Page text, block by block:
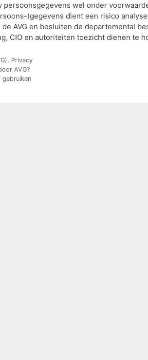
wel onder
)gegevens dient een risico analyse
AVG en besluiten de departemental
CIO en autoriteiten toezicht dienen te
, Privacy
AVG?
gebruiken